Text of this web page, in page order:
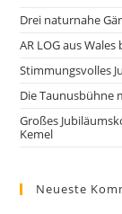
Drei naturnahe
AR LOG aus
Stimmungsvolles
Die Taunusbühne
Großes
Kemel
Neueste